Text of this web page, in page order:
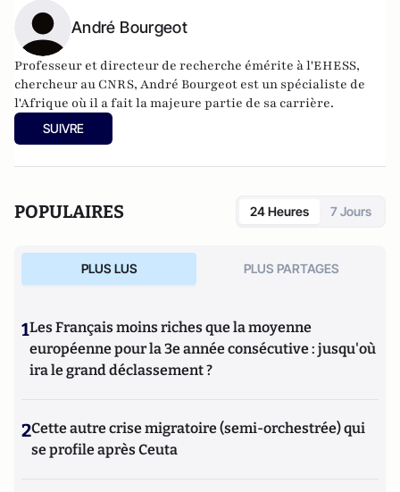
André Bourgeot
Professeur et directeur de recherche émérite à l'EHESS,
chercheur au CNRS, André Bourgeot est un spécialiste de
l'Afrique où il a fait la majeure partie de sa carrière.
SUIVRE
POPULAIRES 24 Heures 7 Jours
PLUS LUS PLUS PARTAGES
1Les Français moins riches que la moyenne
européenne pour la 3e année consécutive : jusqu'où
ira le grand déclassement ?
2Cette autre crise migratoire (semi-orchestrée) qui
se profile après Ceuta